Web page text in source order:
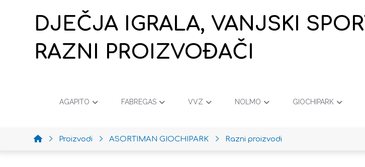
DJEČJA IGRALA, VANJSKI
RAZNI PROIZVOĐAČI
AGAPITO FABREGAS VVZ NOLMO GIOCHIPARK
Proizvodi ASORTIMAN GIOCHIPARK Razni proizvodi